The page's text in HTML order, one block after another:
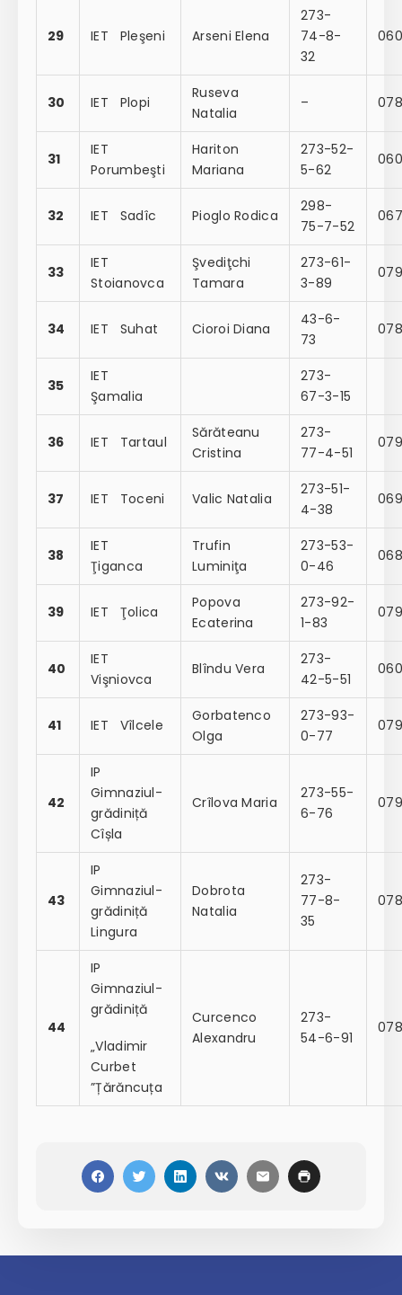
29 IET Pleşeni Arseni Elena
273-
74-8-
32
30 IET Plopi
Ruseva
Natalia
–
31
IET
Porumbeşti
Hariton
Mariana
273-52-
5-62
32 IET Sadîc Pioglo Rodica
298-
75-7-52
33
IET
Stoianovca
Şvediţchi
Tamara
273-61-
3-89
34 IET Suhat Cioroi Diana
43-6-
73
35
IET
Şamalia
273-
67-3-15
36 IET Tartaul
Sărăteanu
Cristina
273-
77-4-51
37 IET Toceni Valic Natalia
273-51-
4-38
38
IET
Ţiganca
Trufin
Luminiţa
273-53-
0-46
39 IET Ţolica
Popova
Ecaterina
273-92-
1-83
40
IET
Vişniovca
Blîndu Vera
273-
42-5-51
41 IET Vîlcele
Gorbatenco
Olga
273-93-
0-77
42
IP
Gimnaziul-
grădiniță
Cîșla
Crîlova Maria
273-55-
6-76
43
IP
Gimnaziul-
grădiniță
Lingura
Dobrota
Natalia
273-
77-8-
35
44
IP
Gimnaziul-
grădiniță
„Vladimir
Curbet
”Țărăncuța
Curcenco
Alexandru
273-
54-6-91